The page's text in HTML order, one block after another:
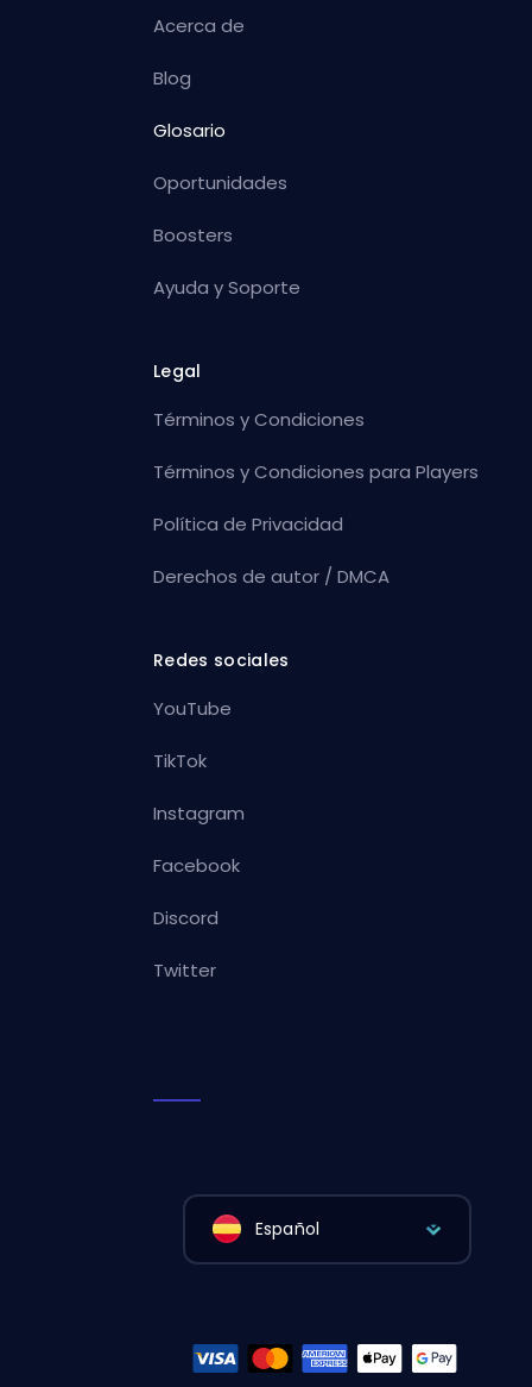
Acerca de
Blog
Glosario
Oportunidades
Boosters
Ayuda y Soporte
Legal
Términos y Condiciones
Términos y Condiciones para Players
Política de Privacidad
Derechos de autor / DMCA
Redes sociales
YouTube
TikTok
Instagram
Facebook
Discord
Twitter
Español